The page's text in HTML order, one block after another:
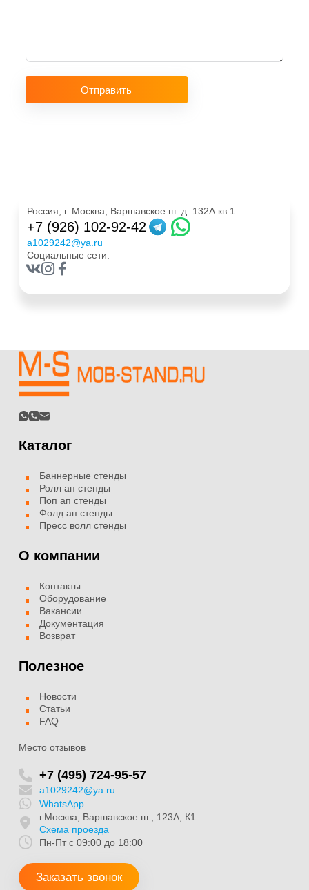
Отправить
Россия, г. Москва, Варшавское ш. д. 132А кв 1
+7 (926) 102-92-42
a1029242@ya.ru
Социальные сети:
Каталог
Баннерные стенды
Ролл ап стенды
Поп ап стенды
Фолд ап стенды
Пресс волл стенды
О компании
Контакты
Оборудование
Вакансии
Документация
Возврат
Полезное
Новости
Статьи
FAQ
Место отзывов
+7 (495) 724-95-57
a1029242@ya.ru
WhatsApp
г.Москва, Варшавское ш., 123А, К1
Схема проезда
Пн-Пт с 09:00 до 18:00
Заказать звонок